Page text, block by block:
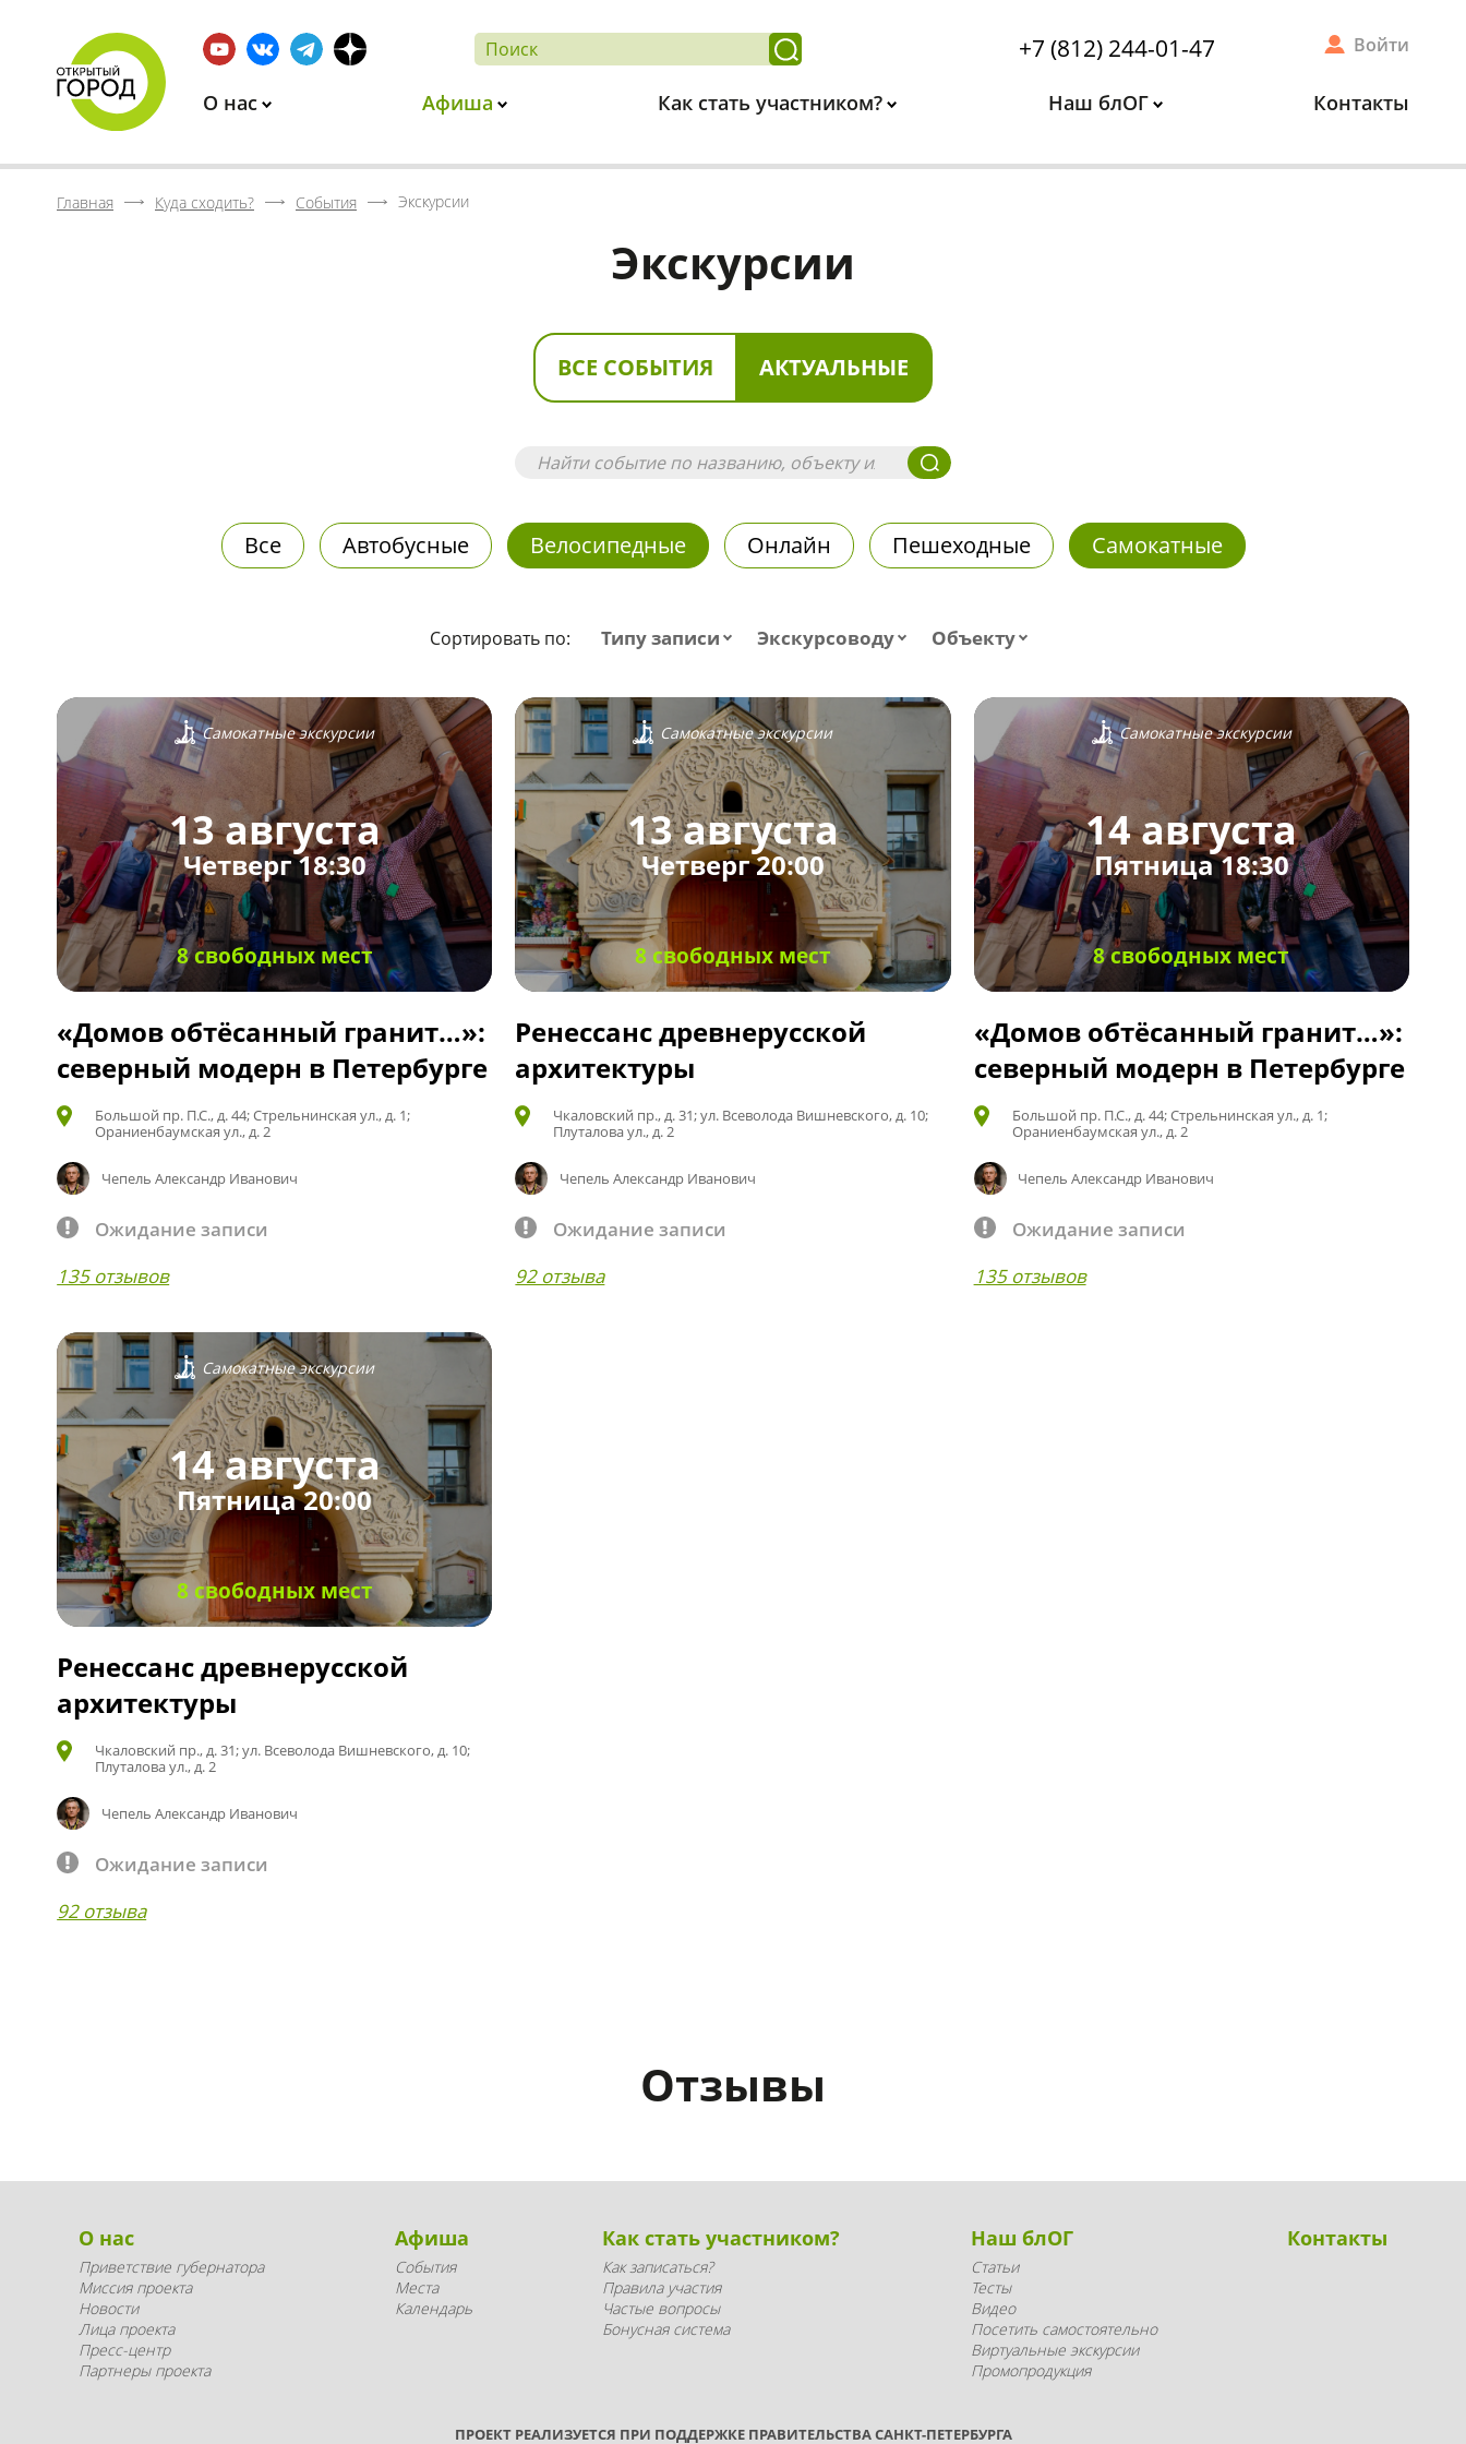
+7 (812) 244-01-47 Войти
О нас Афиша Как стать участником? Наш блОГ Контакты
Главная Куда сходить? События Экскурсии
Экскурсии
ВСЕ СОБЫТИЯ АКТУАЛЬНЫЕ
Все Автобусные Велосипедные Онлайн Пешеходные Самокатные
Сортировать по: Типу записи Экскурсоводу Объекту
Самокатные экскурсии
13 августа
Четверг 18:30
8 свободных мест
«Домов обтёсанный гранит…»:
северный модерн в Петербурге
Большой пр. П.С., д. 44; Стрельнинская ул., д. 1;
Ораниенбаумская ул., д. 2
Чепель Александр Иванович
Ожидание записи
135 отзывов
Самокатные экскурсии
13 августа
Четверг 20:00
8 свободных мест
Ренессанс древнерусской
архитектуры
Чкаловский пр., д. 31; ул. Всеволода Вишневского, д. 10;
Плуталова ул., д. 2
Чепель Александр Иванович
Ожидание записи
92 отзыва
Самокатные экскурсии
14 августа
Пятница 18:30
8 свободных мест
«Домов обтёсанный гранит…»:
северный модерн в Петербурге
Большой пр. П.С., д. 44; Стрельнинская ул., д. 1;
Ораниенбаумская ул., д. 2
Чепель Александр Иванович
Ожидание записи
135 отзывов
Самокатные экскурсии
14 августа
Пятница 20:00
8 свободных мест
Ренессанс древнерусской
архитектуры
Чкаловский пр., д. 31; ул. Всеволода Вишневского, д. 10;
Плуталова ул., д. 2
Чепель Александр Иванович
Ожидание записи
92 отзыва
Отзывы
О нас
Приветствие губернатора
Миссия проекта
Новости
Лица проекта
Пресс-центр
Партнеры проекта
Афиша
События
Места
Календарь
Как стать участником?
Как записаться?
Правила участия
Частые вопросы
Бонусная система
Наш блОГ
Статьи
Тесты
Видео
Посетить самостоятельно
Виртуальные экскурсии
Промопродукция
Контакты
ПРОЕКТ РЕАЛИЗУЕТСЯ ПРИ ПОДДЕРЖКЕ ПРАВИТЕЛЬСТВА САНКТ-ПЕТЕРБУРГА